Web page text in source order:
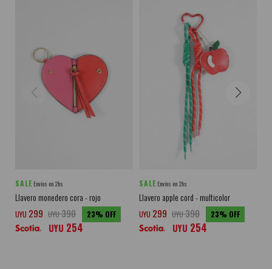
SALE Envíos en 2hs
Llavero monedero cora - rojo
UYU 299 UYU390 23
UYU 254
SALE Envíos en 2hs
Llavero apple cord - multicolor
UYU 299 UYU390 23
UYU 254